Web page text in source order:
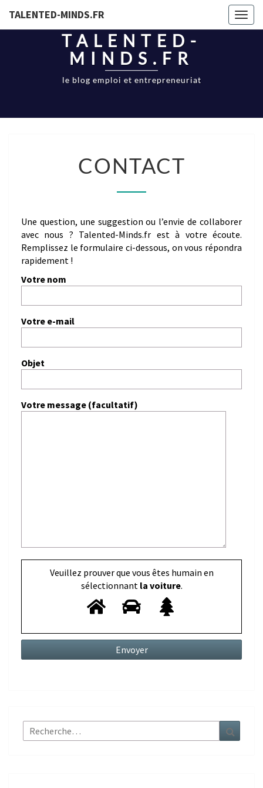
TALENTED-MINDS.FR
TALENTED-
MINDS.FR
le blog emploi et entrepreneuriat
CONTACT
Une question, une suggestion ou l’envie de collaborer
avec nous ? Talented-Minds.fr est à votre écoute.
Remplissez le formulaire ci-dessous, on vous répondra
rapidement !
Votre nom
Votre e-mail
Objet
Votre message (facultatif)
Veuillez prouver que vous êtes humain en
sélectionnantla voiture.
Rechercher :